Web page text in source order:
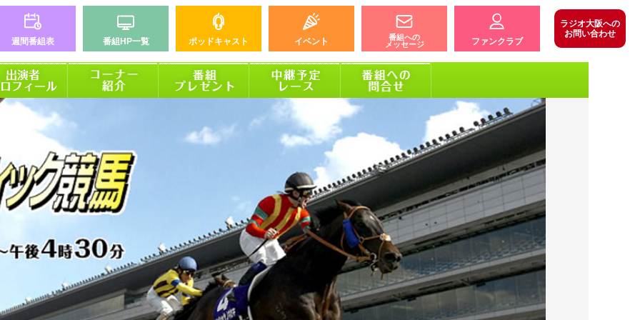
週間番組表 番組HP一覧 ポッドキャスト イベント
番組への
メッセージ
ファンクラブ
ラジオ大阪への
お問い合わせ